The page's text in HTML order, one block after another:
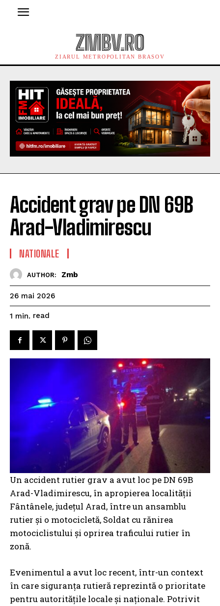
ZMBV.RO
ZIARUL METROPOLITAN BRASOV
Accident grav pe DN 69B
Arad-Vladimirescu
NATIONALE
AUTHOR: Zmb
26 mai 2026
1 min. read
Un accident rutier grav a avut loc pe DN 69B
Arad-Vladimirescu, în apropierea localității
Fântânele, județul Arad, între un ansamblu
rutier și o motocicletă, Soldat cu rănirea
motociclistului și oprirea traficului rutier în
zonă.
Evenimentul a avut loc recent, într-un context
în care siguranța rutieră reprezintă o prioritate
pentru autoritățile locale și naționale. Potrivit